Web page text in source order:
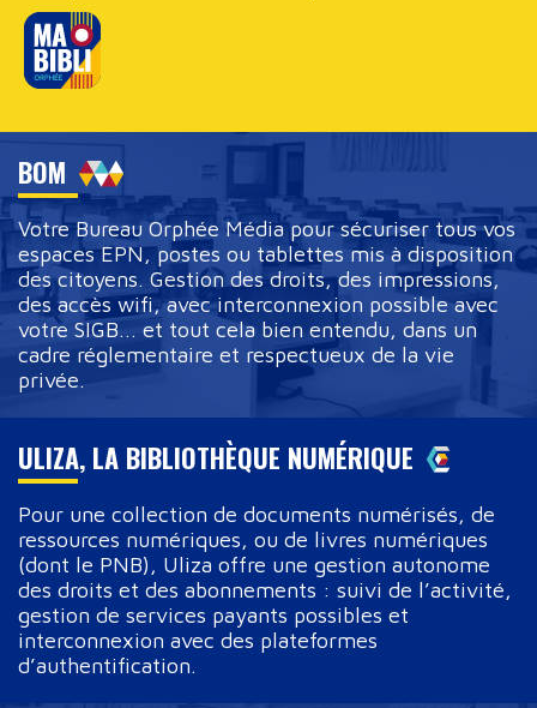
BOM
Votre Bureau Orphée Média pour sécuriser tous vos
espaces EPN, postes ou tablettes mis à disposition
des citoyens. Gestion des droits, des impressions,
des accès wifi, avec interconnexion possible avec
votre SIGB... et tout cela bien entendu, dans un
cadre réglementaire et respectueux de la vie
privée.
ULIZA, LA BIBLIOTHÈQUE NUMÉRIQUE
Pour une collection de documents numérisés, de
ressources numériques, ou de livres numériques
(dont le PNB), Uliza offre une gestion autonome
des droits et des abonnements : suivi de l’activité,
gestion de services payants possibles et
interconnexion avec des plateformes
d’authentification.